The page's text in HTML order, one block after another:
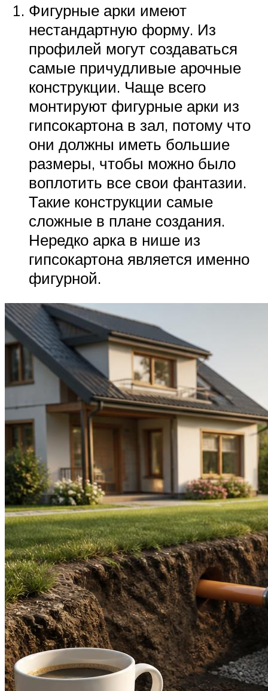
Фигурные арки имеют
нестандартную форму. Из
профилей могут создаваться
самые причудливые арочные
конструкции. Чаще всего
монтируют фигурные арки из
гипсокартона в зал, потому что
они должны иметь большие
размеры, чтобы можно было
воплотить все свои фантазии.
Такие конструкции самые
сложные в плане создания.
Нередко арка в нише из
гипсокартона является именно
фигурной.